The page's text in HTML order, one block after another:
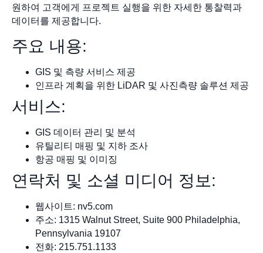
원하여 고객에게 프로젝트 실행을 위한 자세한 통찰력과
데이터를 제공합니다.
주요 내용:
GIS 및 측량 서비스 제공
인프라 계획을 위한 LiDAR 및 사진측량 솔루션 제공
서비스:
GIS 데이터 관리 및 분석
유틸리티 매핑 및 지하 조사
항공 매핑 및 이미징
연락처 및 소셜 미디어 정보:
웹사이트: nv5.com
주소: 1315 Walnut Street, Suite 900 Philadelphia,
Pennsylvania 19107
전화: 215.751.1133